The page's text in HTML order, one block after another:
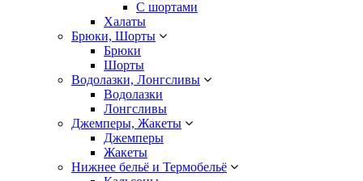
С шортами
Халаты
Брюки, Шорты
Брюки
Шорты
Водолазки, Лонгсливы
Водолазки
Лонгсливы
Джемперы, Жакеты
Джемперы
Жакеты
Нижнее бельё и Термобельё